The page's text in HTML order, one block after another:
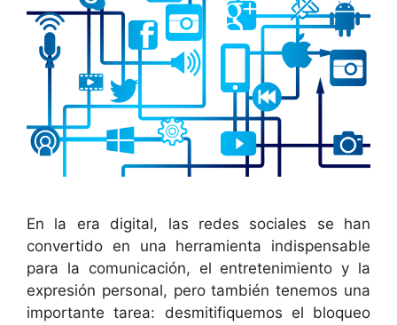
En la era digital, las redes sociales se han
convertido en una herramienta indispensable
para la comunicación, el entretenimiento y la
expresión personal, pero también tenemos una
importante tarea: desmitifiquemos el bloqueo